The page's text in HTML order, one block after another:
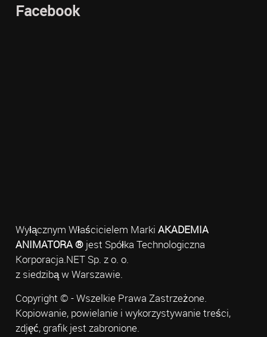
Facebook
Wyłącznym Właścicielem Marki AKADEMIA
ANIMATORA ®jest Spółka Technologiczna
Korporacja.NET Sp. z o. o.
z siedzibą w Warszawie.
Copyright © - Wszelkie Prawa Zastrzeżone.
Kopiowanie, powielanie i wykorzystywanie treści,
zdjęć, grafik jest zabronione.